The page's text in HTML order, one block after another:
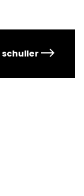
schuller